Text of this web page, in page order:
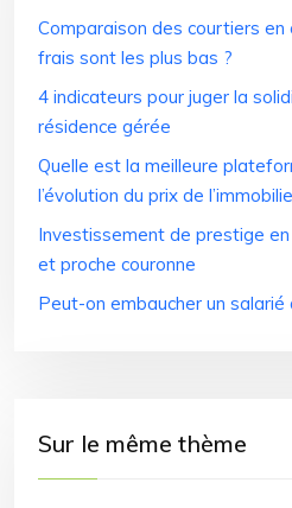
Comparaison des courtiers en
frais sont les plus bas ?
4 indicateurs pour juger la
résidence gérée
Quelle est la meilleure
l’évolution du prix de
Investissement de prestige
et proche couronne
Peut-on embaucher un salarié
Sur le même thème